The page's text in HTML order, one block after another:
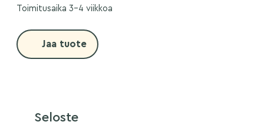
Toimitusaika 3-4 viikkoa
Jaa tuote
Seloste